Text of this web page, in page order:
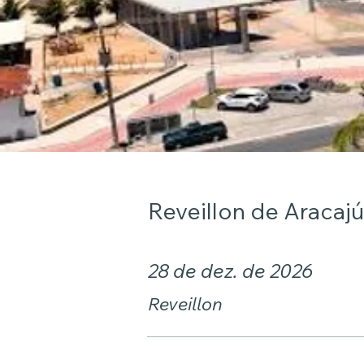
Reveillon de Aracajú
28 de dez. de 2026
Reveillon